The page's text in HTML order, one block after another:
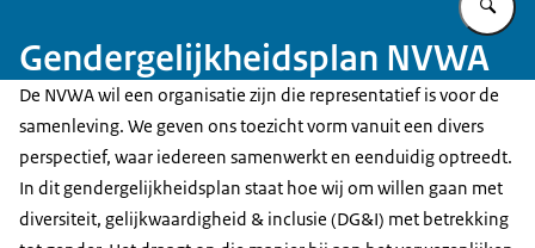
Gendergelijkheidsplan NVWA
De NVWA wil een organisatie zijn die representatief is voor de
samenleving. We geven ons toezicht vorm vanuit een divers
perspectief, waar iedereen samenwerkt en eenduidig optreedt.
In dit gendergelijkheidsplan staat hoe wij om willen gaan met
diversiteit, gelijkwaardigheid & inclusie (DG&I) met betrekking